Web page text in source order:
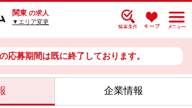
関東 の求人
▼エリア変更
応募期間は既に終了しております。
企業情報